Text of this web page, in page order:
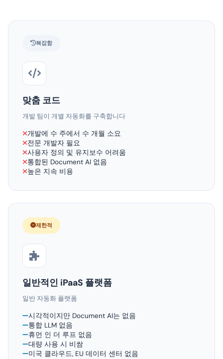
복잡함
맞춤 코드
개발 팀이 개별 자동화를 구축합니다
개발에 수 주에서 수 개월 소요
전문 개발자 필요
사용자 정의 및 유지보수 어려움
통합된 Document AI 없음
높은 지속 비용
제한적
일반적인 iPaaS 플랫폼
일반 자동화 플랫폼
시각적이지만 Document AI는 없음
통합 LLM 없음
휴먼 인 더 루프 없음
대량 사용 시 비쌈
미국 클라우드, EU 데이터 센터 없음